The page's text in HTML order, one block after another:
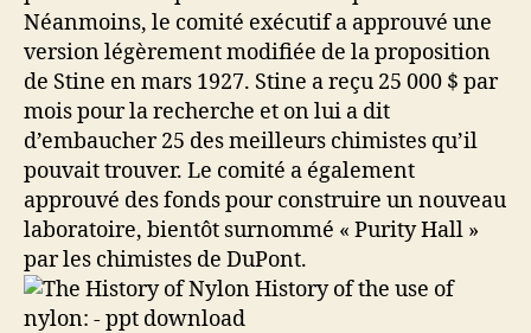
Néanmoins, le comité exécutif a approuvé une
version légèrement modifiée de la proposition
de Stine en mars 1927. Stine a reçu 25 000 $ par
mois pour la recherche et on lui a dit
d’embaucher 25 des meilleurs chimistes qu’il
pouvait trouver. Le comité a également
approuvé des fonds pour construire un nouveau
laboratoire, bientôt surnommé « Purity Hall »
par les chimistes de DuPont.